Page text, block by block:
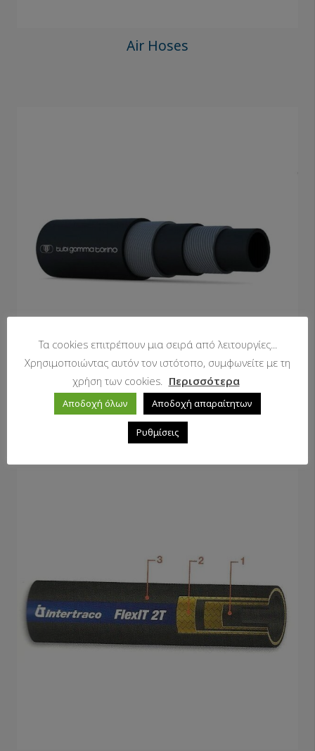
Air Hoses
Water Hoses
Τα cookies επιτρέπουν μια σειρά από λειτουργίες...
Χρησιμοποιώντας αυτόν τον ιστότοπο, συμφωνείτε με τη
χρήση των cookies.
Περισσότερα
Αποδοχή όλων Αποδοχή απαραίτητων
Ρυθμίσεις